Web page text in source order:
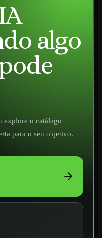
algo
explore o catálogo
para o seu objetivo.